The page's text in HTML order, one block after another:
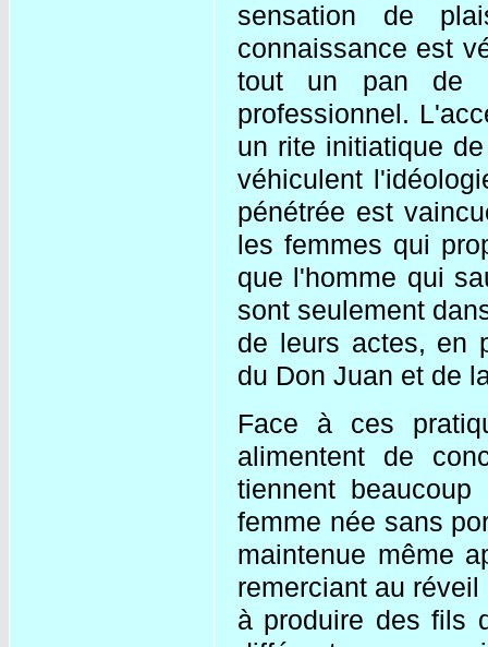
sensation de
connaissance est
tout un pan de
professionnel.
un rite initiatique
véhiculent
pénétrée est
les femmes qui
que l'homme qui
sont seulement
de leurs actes, en
du Don Juan et de
Face à ces
alimentent de
tiennent
femme née sans
maintenue même
remerciant au
à produire des fils